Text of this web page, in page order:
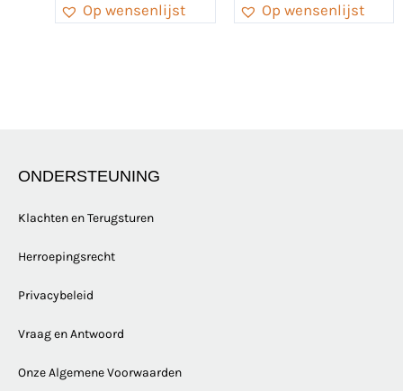
Op wensenlijst Op wensenlijst
ONDERSTEUNING
Klachten en Terugsturen
Herroepingsrecht
Privacybeleid
Vraag en Antwoord
Onze Algemene Voorwaarden